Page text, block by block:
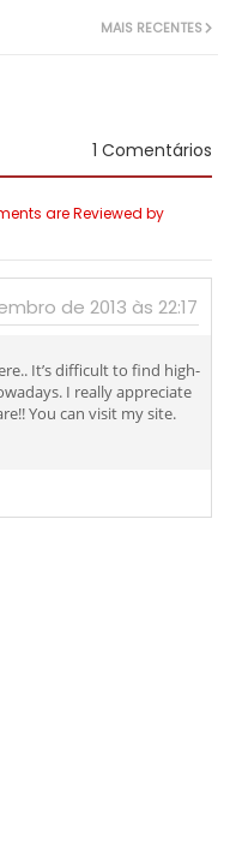
MAIS RECENTES
1 Comentários
are Reviewed by
de 2013 às 22:17
It’s difficult to find high-
I really appreciate
You can visit my site.